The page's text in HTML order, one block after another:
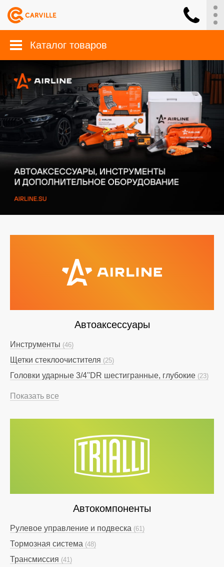
Каталог товаров
Автоаксессуары
Инструменты (46)
Щетки стеклоочистителя (25)
Головки ударные 3/4''DR шестигранные, глубокие (23)
Показать все
Автокомпоненты
Рулевое управление и подвеска (61)
Тормозная система (48)
Трансмиссия (41)